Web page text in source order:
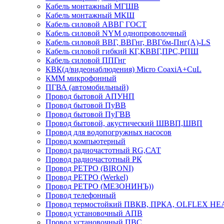
Кабель монтажный МГШВ
Кабель монтажный МКШ
Кабель силовой АВВГ ГОСТ
Кабель силовой NYM однопроволочный
Кабель силовой ВВГ, ВВГнг, ВВГбм-Пнг(А)-LS
Кабель силовой гибкий КГ,КВВГ,ПРС,РПШ
Кабель силовой ППГнг
КВК(д/видеонаблюдения) Micro CoaxiA+CuL
КММ микрофонный
ПГВА (автомобильный)
Провод бытовой АПУНП
Провод бытовой ПуВВ
Провод бытовой ПуГВВ
Провод бытовой, акустический ШВВП,ШВП
Провод для водопогружных насосов
Провод компьютерный
Провод радиочастотный RG,САТ
Провод радиочастотный РК
Провод РЕТРО (BIRONI)
Провод РЕТРО (Werkel)
Провод РЕТРО (МЕЗОНИНЪ))
Провод телефонный
Провод термостойкий ПВКВ, ПРКА, OLFLEX
Провод установочный АПВ